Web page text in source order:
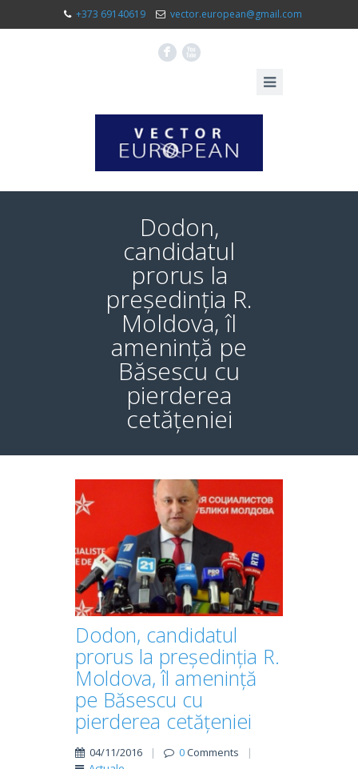
+373 69140619 vector.european@gmail.com
F X
Dodon,
candidatul
prorus la
președinția R.
Moldova, îl
amenință pe
Băsescu cu
pierderea
cetățeniei
Dodon, candidatul
prorus la președinția R.
Moldova, îl amenință
pe Băsescu cu
pierderea cetățeniei
04/11/2016 | 0Comments
|